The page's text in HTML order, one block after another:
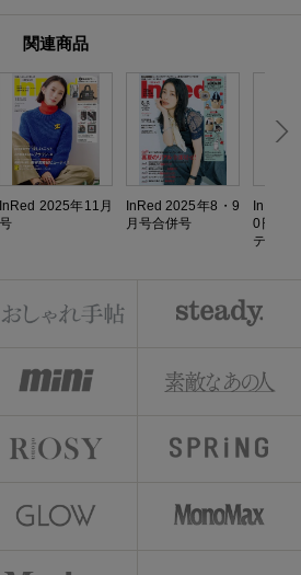
関連商品
InRed 2025年11月
号
InRed 2025年8・9
月号合併号
InRed
0円シ
テルラ